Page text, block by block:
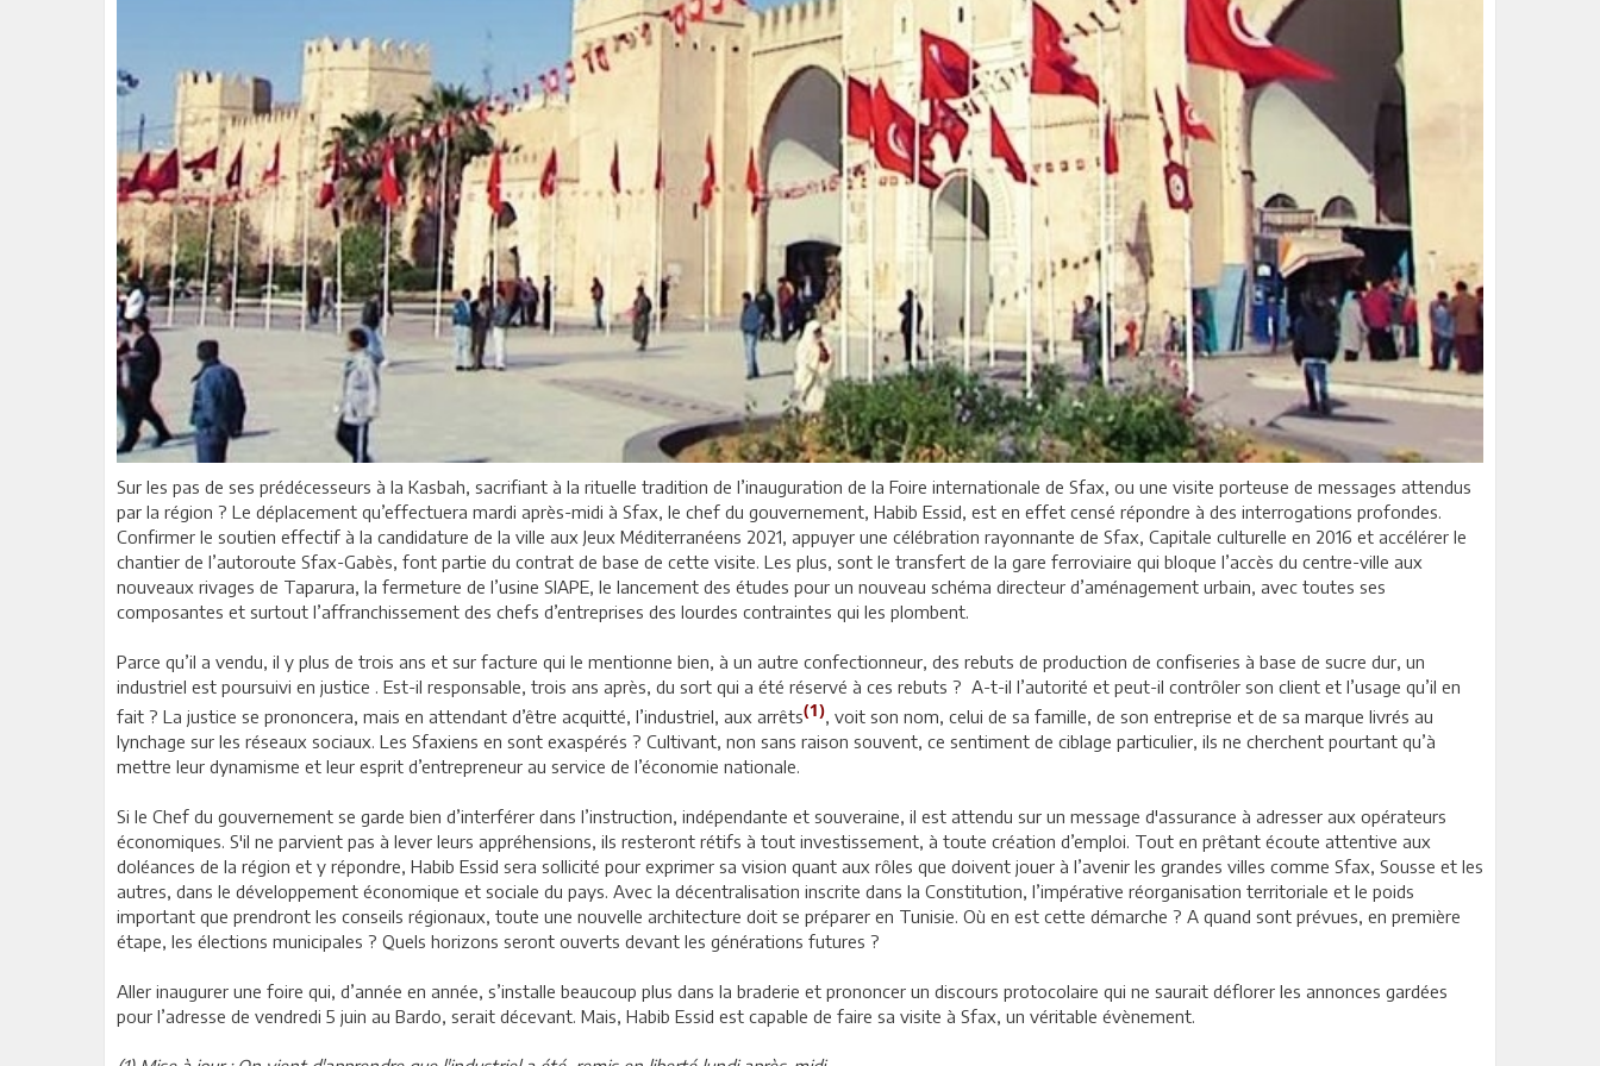
Sur les pas de ses prédécesseurs à la Kasbah, sacrifiant à la rituelle tradition de l’inauguration de la Foire internationale de Sfax, ou une visite porteuse de messages attendus
par la région ? Le déplacement qu’effectuera mardi après-midi à Sfax, le chef du gouvernement, Habib Essid, est en effet censé répondre à des interrogations profondes.
Confirmer le soutien effectif à la candidature de la ville aux Jeux Méditerranéens 2021, appuyer une célébration rayonnante de Sfax, Capitale culturelle en 2016 et accélérer le
chantier de l’autoroute Sfax-Gabès, font partie du contrat de base de cette visite. Les plus, sont le transfert de la gare ferroviaire qui bloque l’accès du centre-ville aux
nouveaux rivages de Taparura, la fermeture de l’usine SIAPE, le lancement des études pour un nouveau schéma directeur d’aménagement urbain, avec toutes ses
composantes et surtout l’affranchissement des chefs d’entreprises des lourdes contraintes qui les plombent.
Parce qu’il a vendu, il y plus de trois ans et sur facture qui le mentionne bien, à un autre confectionneur, des rebuts de production de confiseries à base de sucre dur, un
industriel est poursuivi en justice . Est-il responsable, trois ans après, du sort qui a été réservé à ces rebuts ? A-t-il l’autorité et peut-il contrôler son client et l’usage qu’il en
fait ? La justice se prononcera, mais en attendant d’être acquitté, l’industriel, aux arrêts(1), voit son nom, celui de sa famille, de son entreprise et de sa marque livrés au
lynchage sur les réseaux sociaux. Les Sfaxiens en sont exaspérés ? Cultivant, non sans raison souvent, ce sentiment de ciblage particulier, ils ne cherchent pourtant qu’à
mettre leur dynamisme et leur esprit d’entrepreneur au service de l’économie nationale.
Si le Chef du gouvernement se garde bien d’interférer dans l’instruction, indépendante et souveraine, il est attendu sur un message d'assurance à adresser aux opérateurs
économiques. S'il ne parvient pas à lever leurs appréhensions, ils resteront rétifs à tout investissement, à toute création d’emploi. Tout en prêtant écoute attentive aux
doléances de la région et y répondre, Habib Essid sera sollicité pour exprimer sa vision quant aux rôles que doivent jouer à l’avenir les grandes villes comme Sfax, Sousse et les
autres, dans le développement économique et sociale du pays. Avec la décentralisation inscrite dans la Constitution, l’impérative réorganisation territoriale et le poids
important que prendront les conseils régionaux, toute une nouvelle architecture doit se préparer en Tunisie. Où en est cette démarche ? A quand sont prévues, en première
étape, les élections municipales ? Quels horizons seront ouverts devant les générations futures ?
Aller inaugurer une foire qui, d’année en année, s’installe beaucoup plus dans la braderie et prononcer un discours protocolaire qui ne saurait déflorer les annonces gardées
pour l’adresse de vendredi 5 juin au Bardo, serait décevant. Mais, Habib Essid est capable de faire sa visite à Sfax, un véritable évènement.